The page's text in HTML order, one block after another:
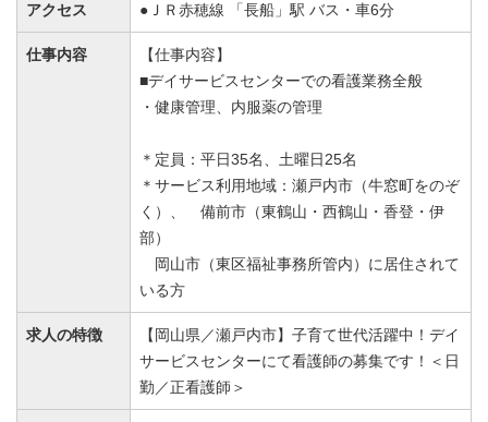
アクセス ●ＪＲ赤穂線 「長船」駅 バス・車6分
仕事内容
【仕事内容】
■デイサービスセンターでの看護業務全般
・健康管理、内服薬の管理
＊定員：平日35名、土曜日25名
＊サービス利用地域：瀬戸内市（牛窓町をのぞ
く）、 備前市（東鶴山・西鶴山・香登・伊
部）
岡山市（東区福祉事務所管内）に居住されて
いる方
求人の特徴
【岡山県／瀬戸内市】子育て世代活躍中！デイ
サービスセンターにて看護師の募集です！＜日
勤／正看護師＞